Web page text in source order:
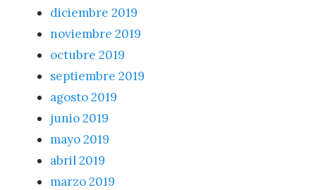
diciembre 2019
noviembre 2019
octubre 2019
septiembre 2019
agosto 2019
junio 2019
mayo 2019
abril 2019
marzo 2019